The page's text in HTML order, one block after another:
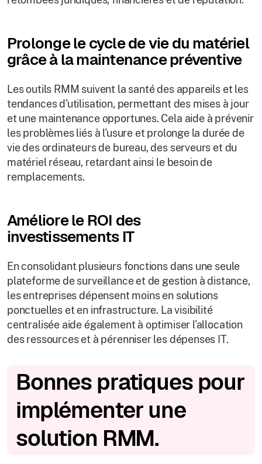
Prolonge le cycle de vie du matériel
grâce à la maintenance préventive
Les outils RMM suivent la santé des appareils et les
tendances d'utilisation, permettant des mises à jour
et une maintenance opportunes. Cela aide à prévenir
les problèmes liés à l'usure et prolonge la durée de
vie des ordinateurs de bureau, des serveurs et du
matériel réseau, retardant ainsi le besoin de
remplacements.
Améliore le ROI des
investissements IT
En consolidant plusieurs fonctions dans une seule
plateforme de surveillance et de gestion à distance,
les entreprises dépensent moins en solutions
ponctuelles et en infrastructure. La visibilité
centralisée aide également à optimiser l'allocation
des ressources et à pérenniser les dépenses IT.
Bonnes pratiques pour
implémenter une
solution RMM.